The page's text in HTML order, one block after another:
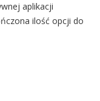
aplikacji
ilość opcji do